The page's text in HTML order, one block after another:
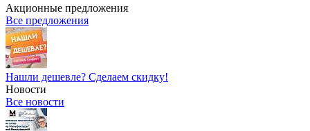
Акционные предложения
Все предложения
Нашли дешевле? Сделаем скидку!
Новости
Все новости